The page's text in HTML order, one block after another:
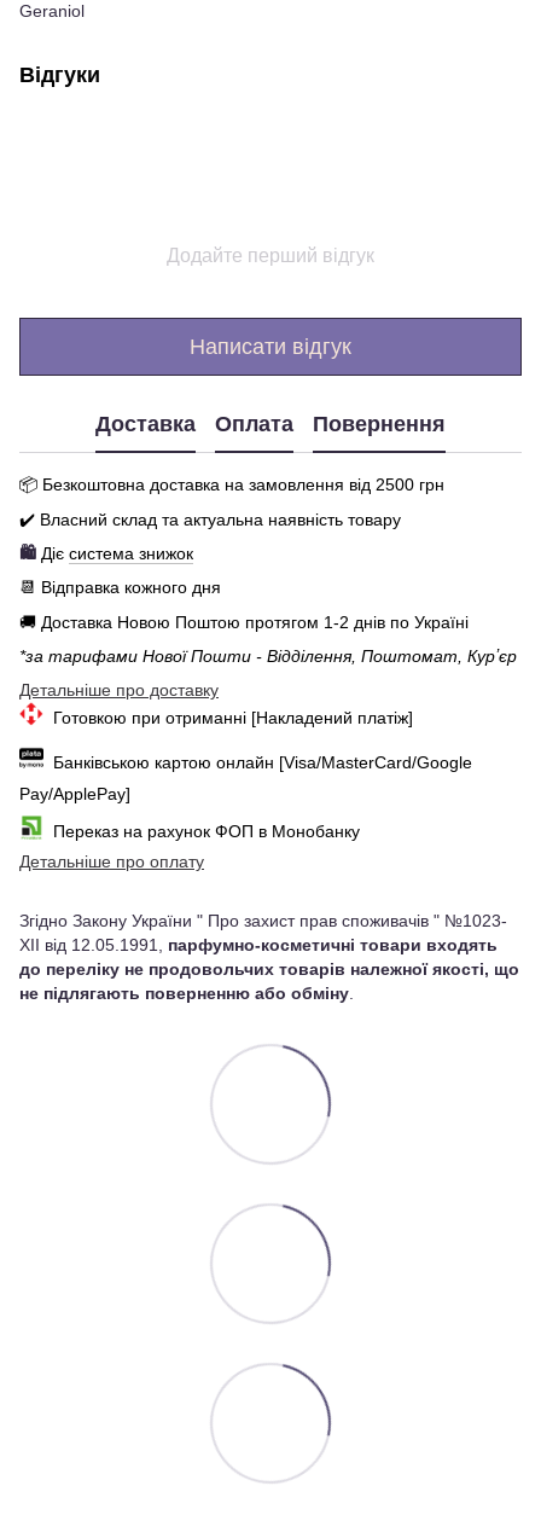
Geraniol
Відгуки
Додайте перший відгук
Написати відгук
Доставка Оплата Повернення
📦 Безкоштовна доставка на замовлення від 2500 грн
✔️ Власний склад та актуальна наявність товару
🛍️ Діє система знижок
📆 Відправка кожного дня
🚚 Доставка Новою Поштою протягом 1-2 днів по Україні
*за тарифами Нової Пошти - Відділення, Поштомат, Курʼєр
Детальніше про доставку
Готовкою при отриманні [Накладений платіж]
Банківською картою онлайн [Visa/MasterCard/Google
Pay/ApplePay]
Переказ на рахунок ФОП в Монобанку
Детальніше про оплату
Згідно Закону України " Про захист прав споживачів " №1023-
XII від 12.05.1991, парфумно-косметичні товари входять
до переліку не продовольчих товарів належної якості, що
не підлягають поверненню або обміну